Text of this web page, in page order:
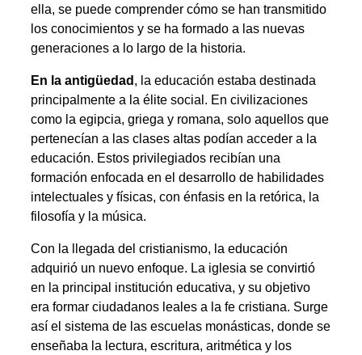
ella, se puede comprender cómo se han transmitido
los conocimientos y se ha formado a las nuevas
generaciones a lo largo de la historia.
En la antigüedad , la educación estaba destinada
principalmente a la élite social. En civilizaciones
como la egipcia, griega y romana, solo aquellos que
pertenecían a las clases altas podían acceder a la
educación. Estos privilegiados recibían una
formación enfocada en el desarrollo de habilidades
intelectuales y físicas, con énfasis en la retórica, la
filosofía y la música.
Con la llegada del cristianismo, la educación
adquirió un nuevo enfoque. La iglesia se convirtió
en la principal institución educativa, y su objetivo
era formar ciudadanos leales a la fe cristiana. Surge
así el sistema de las escuelas monásticas, donde se
enseñaba la lectura, escritura, aritmética y los